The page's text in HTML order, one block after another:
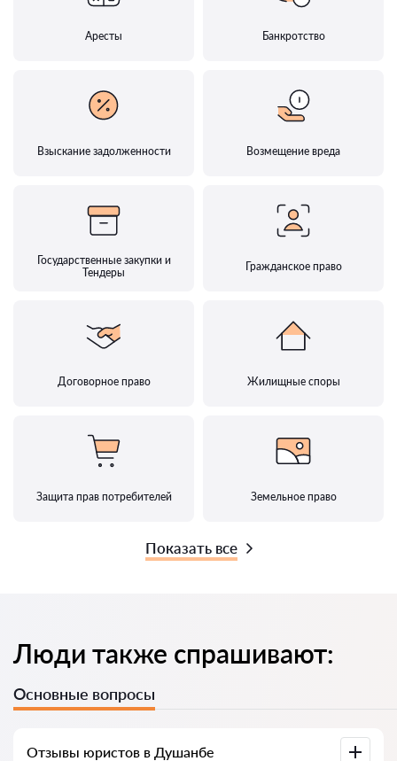
Аресты Банкротство
Взыскание задолженности Возмещение вреда
Государственные закупки и
Тендеры
Гражданское право
Договорное право Жилищные споры
Защита прав потребителей Земельное право
Показать все
Люди также спрашивают:
Основные вопросы
Отзывы юристов в Душанбе